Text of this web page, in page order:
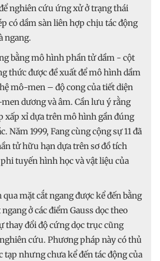
nghiên cứu ứng xử ở trạng thái
có dầm sàn liên hợp chịu tác động
ngang.
bằng mô hình phần tử dầm - cột
thức được đề xuất để mô hình dầm
mô-men – độ cong của tiết diện
dương và âm. Cần lưu ý rằng
xấp xỉ dựa trên mô hình gần đúng
Năm 1999, Fang cùng cộng sự 11 đã
tử hữu hạn dựa trên sơ đồ tích
tuyến hình học và vật liệu của
mặt cắt ngang được kể đến bằng
ở các điểm Gauss dọc theo
thay đổi độ cứng dọc trục cũng
cứu. Phương pháp này có thủ
nhưng chưa kể đến tác động của